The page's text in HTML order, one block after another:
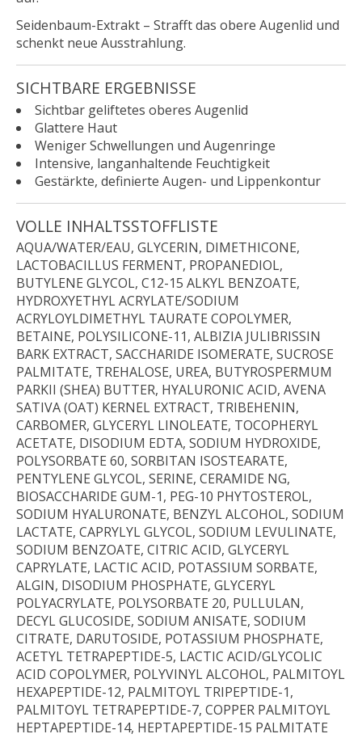
Seidenbaum-Extrakt – Strafft das obere Augenlid und
schenkt neue Ausstrahlung.
SICHTBARE ERGEBNISSE
Sichtbar geliftetes oberes Augenlid
Glattere Haut
Weniger Schwellungen und Augenringe
Intensive, langanhaltende Feuchtigkeit
Gestärkte, definierte Augen- und Lippenkontur
VOLLE INHALTSSTOFFLISTE
AQUA/WATER/EAU, GLYCERIN, DIMETHICONE,
LACTOBACILLUS FERMENT, PROPANEDIOL,
BUTYLENE GLYCOL, C12-15 ALKYL BENZOATE,
HYDROXYETHYL ACRYLATE/SODIUM
ACRYLOYLDIMETHYL TAURATE COPOLYMER,
BETAINE, POLYSILICONE-11, ALBIZIA JULIBRISSIN
BARK EXTRACT, SACCHARIDE ISOMERATE, SUCROSE
PALMITATE, TREHALOSE, UREA, BUTYROSPERMUM
PARKII (SHEA) BUTTER, HYALURONIC ACID, AVENA
SATIVA (OAT) KERNEL EXTRACT, TRIBEHENIN,
CARBOMER, GLYCERYL LINOLEATE, TOCOPHERYL
ACETATE, DISODIUM EDTA, SODIUM HYDROXIDE,
POLYSORBATE 60, SORBITAN ISOSTEARATE,
PENTYLENE GLYCOL, SERINE, CERAMIDE NG,
BIOSACCHARIDE GUM-1, PEG-10 PHYTOSTEROL,
SODIUM HYALURONATE, BENZYL ALCOHOL, SODIUM
LACTATE, CAPRYLYL GLYCOL, SODIUM LEVULINATE,
SODIUM BENZOATE, CITRIC ACID, GLYCERYL
CAPRYLATE, LACTIC ACID, POTASSIUM SORBATE,
ALGIN, DISODIUM PHOSPHATE, GLYCERYL
POLYACRYLATE, POLYSORBATE 20, PULLULAN,
DECYL GLUCOSIDE, SODIUM ANISATE, SODIUM
CITRATE, DARUTOSIDE, POTASSIUM PHOSPHATE,
ACETYL TETRAPEPTIDE-5, LACTIC ACID/GLYCOLIC
ACID COPOLYMER, POLYVINYL ALCOHOL, PALMITOYL
HEXAPEPTIDE-12, PALMITOYL TRIPEPTIDE-1,
PALMITOYL TETRAPEPTIDE-7, COPPER PALMITOYL
HEPTAPEPTIDE-14, HEPTAPEPTIDE-15 PALMITATE